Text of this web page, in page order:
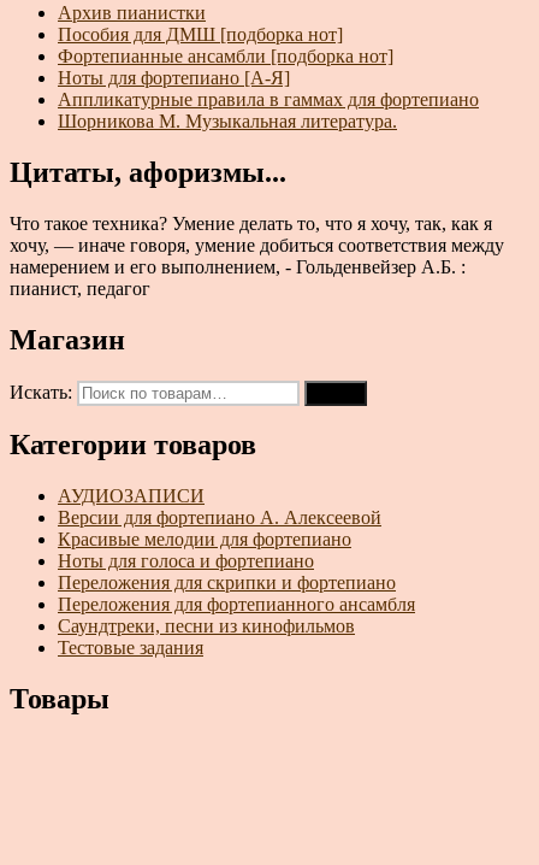
Архив пианистки
Пособия для ДМШ [подборка нот]
Фортепианные ансамбли [подборка нот]
Ноты для фортепиано [А-Я]
Аппликатурные правила в гаммах для фортепиано
Шорникова М. Музыкальная литература.
Цитаты, афоризмы...
Что такое техника? Умение делать то, что я хочу, так, как я
хочу, — иначе говоря, умение добиться соответствия между
намерением и его выполнением, - Гольденвейзер А.Б. :
пианист, педагог
Магазин
Искать:
Категории товаров
АУДИОЗАПИСИ
Версии для фортепиано А. Алексеевой
Красивые мелодии для фортепиано
Ноты для голоса и фортепиано
Переложения для скрипки и фортепиано
Переложения для фортепианного ансамбля
Саундтреки, песни из кинофильмов
Тестовые задания
Товары